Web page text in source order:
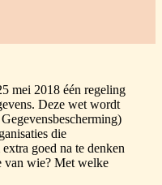
mei 2018 één regeling
Deze wet wordt
die
goed na te denken
van wie? Met welke